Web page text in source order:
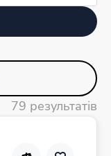
79 результатів